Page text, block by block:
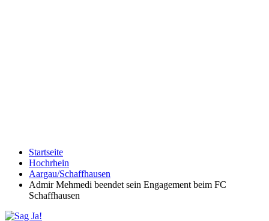
Startseite
Hochrhein
Aargau/Schaffhausen
Admir Mehmedi beendet sein Engagement beim FC
Schaffhausen